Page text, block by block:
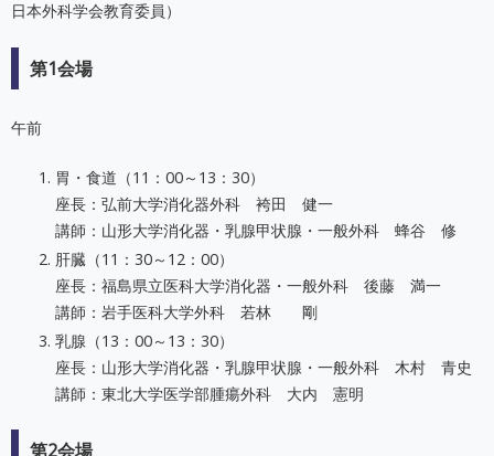
日本外科学会教育委員）
第1会場
午前
胃・食道（11：00～13：30）
座長：弘前大学消化器外科 袴田 健一
講師：山形大学消化器・乳腺甲状腺・一般外科 蜂谷 修
肝臓（11：30～12：00）
座長：福島県立医科大学消化器・一般外科 後藤 満一
講師：岩手医科大学外科 若林 剛
乳腺（13：00～13：30）
座長：山形大学消化器・乳腺甲状腺・一般外科 木村 青史
講師：東北大学医学部腫瘍外科 大内 憲明
第2会場